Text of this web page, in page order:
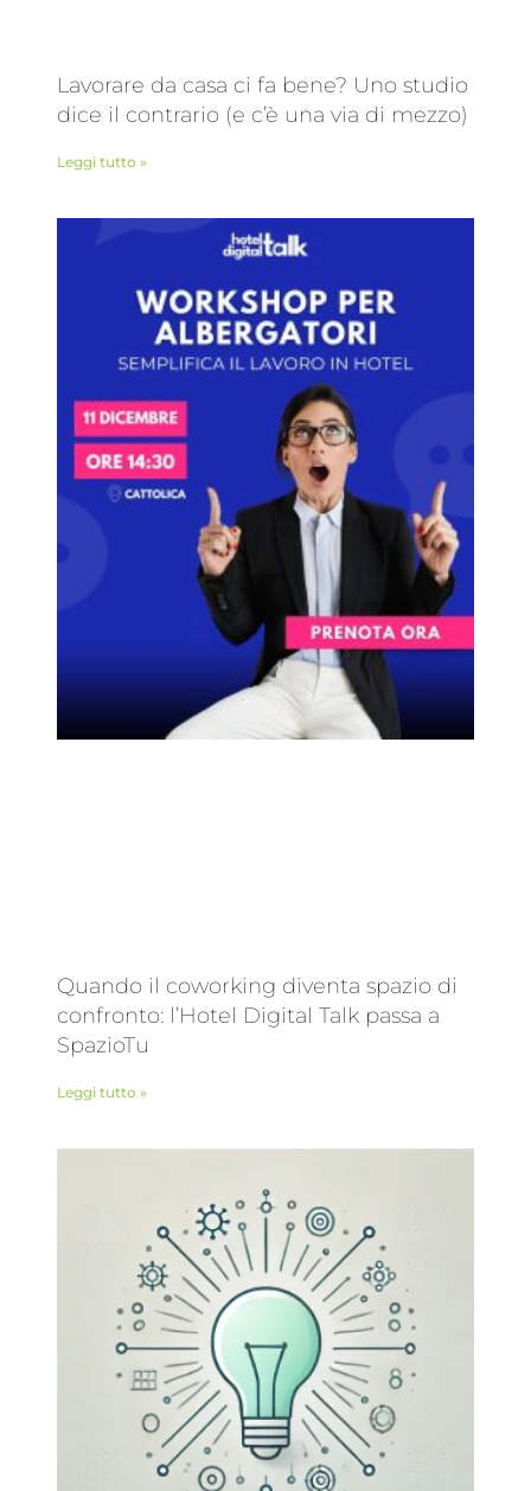
Lavorare da casa ci fa bene? Uno studio
dice il contrario (e c’è una via di mezzo)
Leggi tutto »
Quando il coworking diventa spazio di
confronto: l’Hotel Digital Talk passa a
SpazioTu
Leggi tutto »